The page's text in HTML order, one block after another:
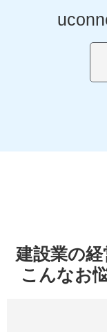
建設業の経
こんなお